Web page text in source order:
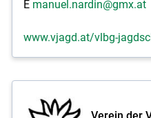
E manuel.nardin@gmx.at
www.vjagd.at/vlbg-
Verein der